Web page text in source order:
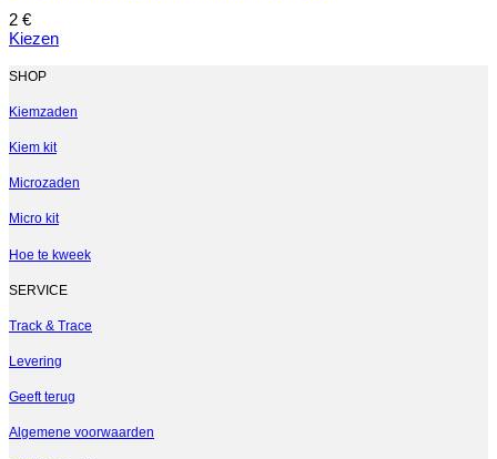
2 €
Kiezen
product
meerdere
Deze
kan
worden
de
productpagina
SHOP
Kiemzaden
Kiem kit
Microzaden
Micro kit
Hoe te kweek
SERVICE
Track & Trace
Levering
Geeft terug
Algemene voorwaarden